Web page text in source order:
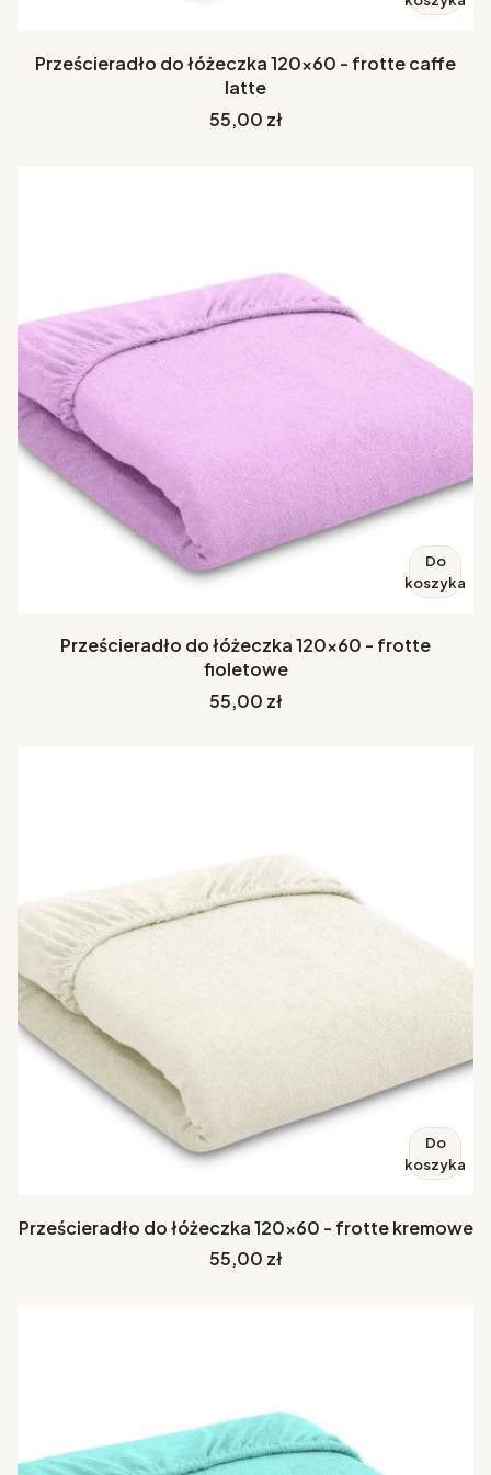
Prześcieradło do łóżeczka 120x60 - frotte caffe
latte
Cena
55,00 zł
Do
koszyka
Prześcieradło do łóżeczka 120x60 - frotte
fioletowe
Cena
55,00 zł
Do
koszyka
Prześcieradło do łóżeczka 120x60 - frotte kremowe
Cena
55,00 zł